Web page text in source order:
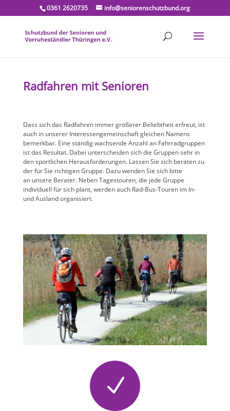
0361 2620735 info@seniorenschutzbund.org
Radfahren mit Senioren
Dass sich das Radfahren immer größerer Beliebtheit erfreut, ist
auch in unserer Interessengemeinschaft gleichen Namens
bemerkbar. Eine ständig wachsende Anzahl an Fahrradgruppen
ist das Resultat. Dabei unterscheiden sich die Gruppen sehr in
den sportlichen Herausforderungen. Lassen Sie sich beraten zu
der für Sie richtigen Gruppe. Dazu wenden Sie sich bitte
an unsere Berater. Neben Tagestouren, die jede Gruppe
individuell für sich plant, werden auch Rad-Bus-Touren im In-
und Ausland organisiert.
N